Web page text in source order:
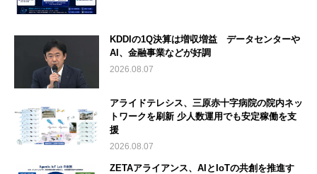
KDDIの1Q決算は増収増益 データセンターや
AI、金融事業などが好調
2026.08.07
アライドテレシス、三原赤十字病院の院内ネッ
トワークを刷新 少人数運用でも安定稼働を支
援
2026.08.07
ZETAアライアンス、AIとIoTの共創を推進す